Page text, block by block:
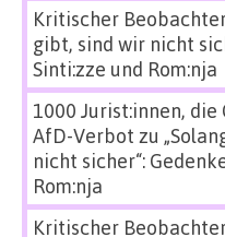
Kritischer
gibt, sind wir nicht
Sinti:zze und Rom:nja
1000 Jurist:innen, die
AfD-Verbot zu
nicht sicher“:
Rom:nja
Kritischer